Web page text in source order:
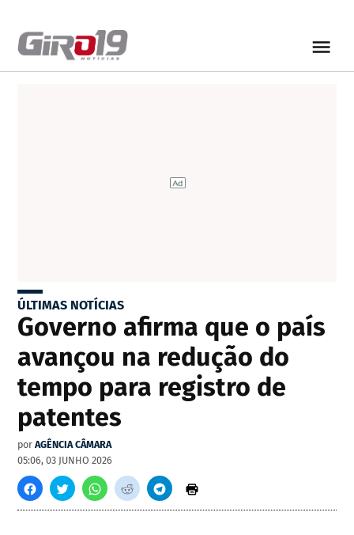
ÚLTIMAS NOTÍCIAS
Governo afirma que o país
avançou na redução do
tempo para registro de
patentes
por AGÊNCIA CÂMARA
05:06, 03 JUNHO 2026